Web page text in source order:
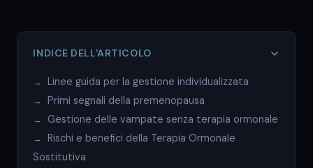
INDICE DELL'ARTICOLO
Linee guida per la gestione individualizzata
Primi segnali della premenopausa
Gestione delle vampate senza terapia ormonale
Rischi e benefici della Terapia Ormonale
Sostitutiva